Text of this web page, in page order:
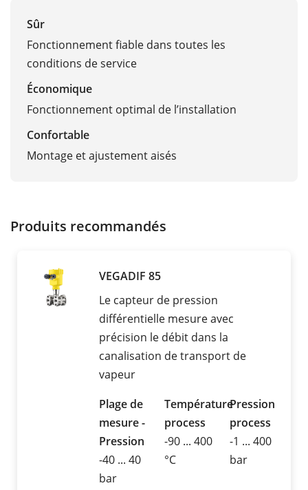
Sûr
Fonctionnement fiable dans toutes les
conditions de service
Économique
Fonctionnement optimal de l’installation
Confortable
Montage et ajustement aisés
Produits recommandés
VEGADIF 85
Le capteur de pression
différentielle mesure avec
précision le débit dans la
canalisation de transport de
vapeur
Plage de
mesure -
Pression
-40 ... 40
bar
Température
process
-90 ... 400
°C
Pression
process
-1 ... 400
bar